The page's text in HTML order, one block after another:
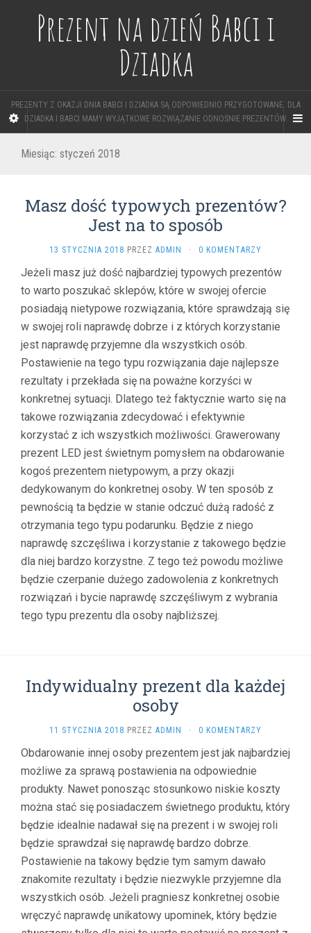
Prezent na dzień Babci i
Dziadka
PREZENTY Z OKAZJI DNIA BABCI I DZIADKA SĄ ODPOWIEDNIO PRZYGOTOWANE. DLA
DZIADKA I BABCI MAMY WYJĄTKOWE ROZWIĄZANIE ODNOŚNIE PREZENTÓW.
Miesiąc: styczeń 2018
Masz dość typowych prezentów?
Jest na to sposób
13 STYCZNIA 2018 PRZEZ ADMIN · 0 KOMENTARZY
Jeżeli masz już dość najbardziej typowych prezentów
to warto poszukać sklepów, które w swojej ofercie
posiadają nietypowe rozwiązania, które sprawdzają się
w swojej roli naprawdę dobrze i z których korzystanie
jest naprawdę przyjemne dla wszystkich osób.
Postawienie na tego typu rozwiązania daje najlepsze
rezultaty i przekłada się na poważne korzyści w
konkretnej sytuacji. Dlatego też faktycznie warto się na
takowe rozwiązania zdecydować i efektywnie
korzystać z ich wszystkich możliwości. Grawerowany
prezent LED jest świetnym pomysłem na obdarowanie
kogoś prezentem nietypowym, a przy okazji
dedykowanym do konkretnej osoby. W ten sposób z
pewnością ta będzie w stanie odczuć dużą radość z
otrzymania tego typu podarunku. Będzie z niego
naprawdę szczęśliwa i korzystanie z takowego będzie
dla niej bardzo korzystne. Z tego też powodu możliwe
będzie czerpanie dużego zadowolenia z konkretnych
rozwiązań i bycie naprawdę szczęśliwym z wybrania
tego typu prezentu dla osoby najbliższej.
Indywidualny prezent dla każdej
osoby
11 STYCZNIA 2018 PRZEZ ADMIN · 0 KOMENTARZY
Obdarowanie innej osoby prezentem jest jak najbardziej
możliwe za sprawą postawienia na odpowiednie
produkty. Nawet ponosząc stosunkowo niskie koszty
można stać się posiadaczem świetnego produktu, który
będzie idealnie nadawał się na prezent i w swojej roli
będzie sprawdzał się naprawdę bardzo dobrze.
Postawienie na takowy będzie tym samym dawało
znakomite rezultaty i będzie niezwykle przyjemne dla
wszystkich osób. Jeżeli pragniesz konkretnej osobie
wręczyć naprawdę unikatowy upominek, który będzie